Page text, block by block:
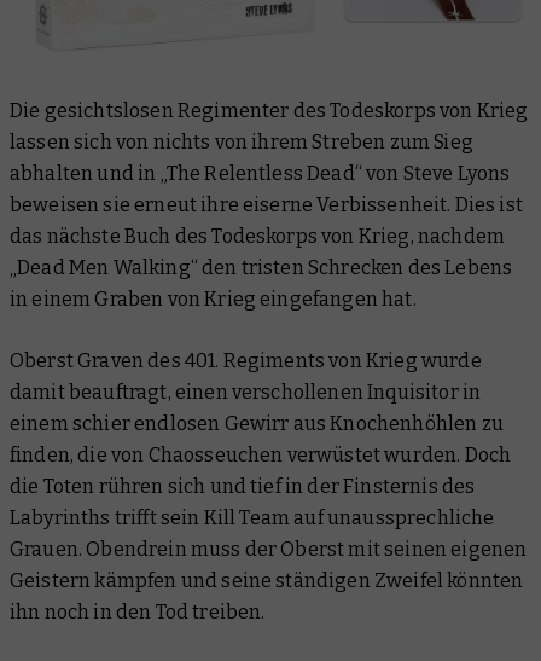
Die gesichtslosen Regimenter des Todeskorps von Krieg
lassen sich von nichts von ihrem Streben zum Sieg
abhalten und in „The Relentless Dead“ von Steve Lyons
beweisen sie erneut ihre eiserne Verbissenheit. Dies ist
das nächste Buch des Todeskorps von Krieg, nachdem
„Dead Men Walking“ den tristen Schrecken des Lebens
in einem Graben von Krieg eingefangen hat.
Oberst Graven des 401. Regiments von Krieg wurde
damit beauftragt, einen verschollenen Inquisitor in
einem schier endlosen Gewirr aus Knochenhöhlen zu
finden, die von Chaosseuchen verwüstet wurden. Doch
die Toten rühren sich und tief in der Finsternis des
Labyrinths trifft sein Kill Team auf unaussprechliche
Grauen. Obendrein muss der Oberst mit seinen eigenen
Geistern kämpfen und seine ständigen Zweifel könnten
ihn noch in den Tod treiben.